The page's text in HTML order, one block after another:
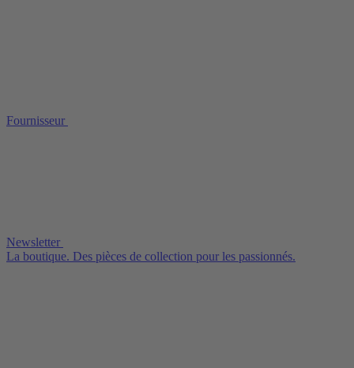
Fournisseur
Newsletter
La boutique. Des pièces de collection pour les passionnés.